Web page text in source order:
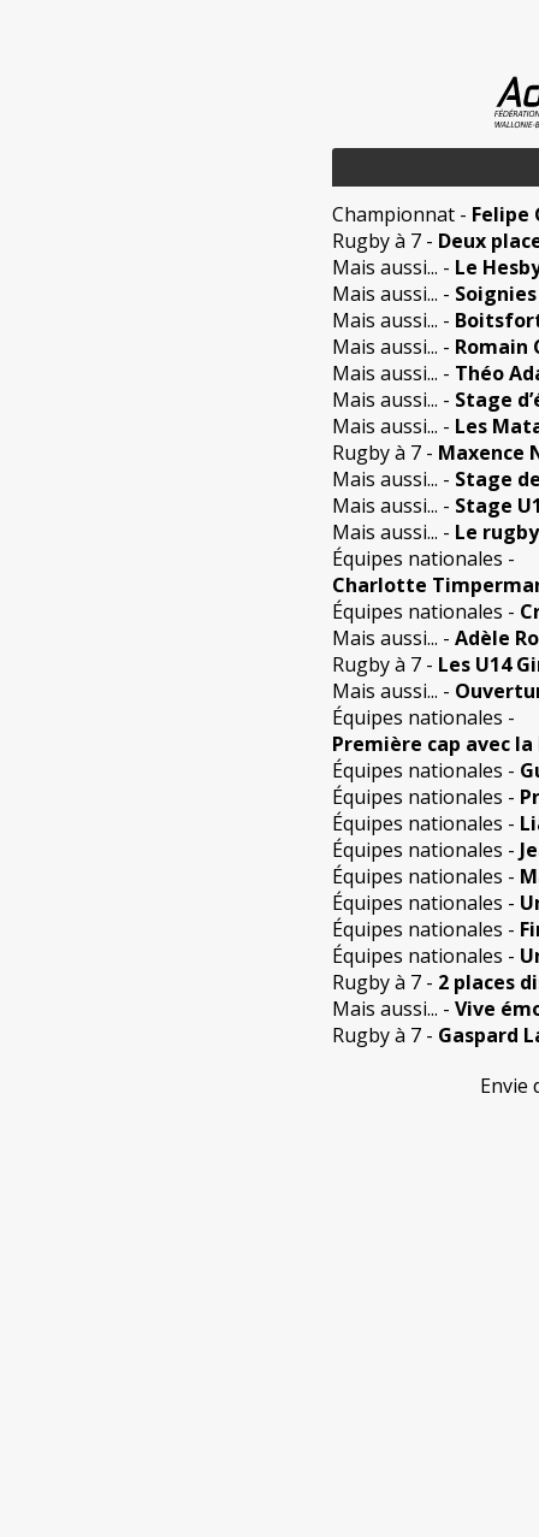
Championnat - Felipe
Rugby à 7 - Deux
Mais aussi... - Le
Mais aussi... -
Mais aussi... -
Mais aussi... - Romain
Mais aussi... - Théo
Mais aussi... - Stage
Mais aussi... - Les
Rugby à 7 - Maxence
Mais aussi... - Stage
Mais aussi... - Stage
Mais aussi... - Le
Équipes nationales -
Charlotte
Équipes nationales -
Mais aussi... - Adèle
Rugby à 7 - Les U14
Mais aussi... -
Équipes nationales -
Première cap avec
Équipes nationales -
Équipes nationales -
Équipes nationales -
Équipes nationales -
Équipes nationales -
Équipes nationales -
Équipes nationales -
Équipes nationales -
Rugby à 7 - 2 places
Mais aussi... - Vive
Rugby à 7 - Gaspard
Envie